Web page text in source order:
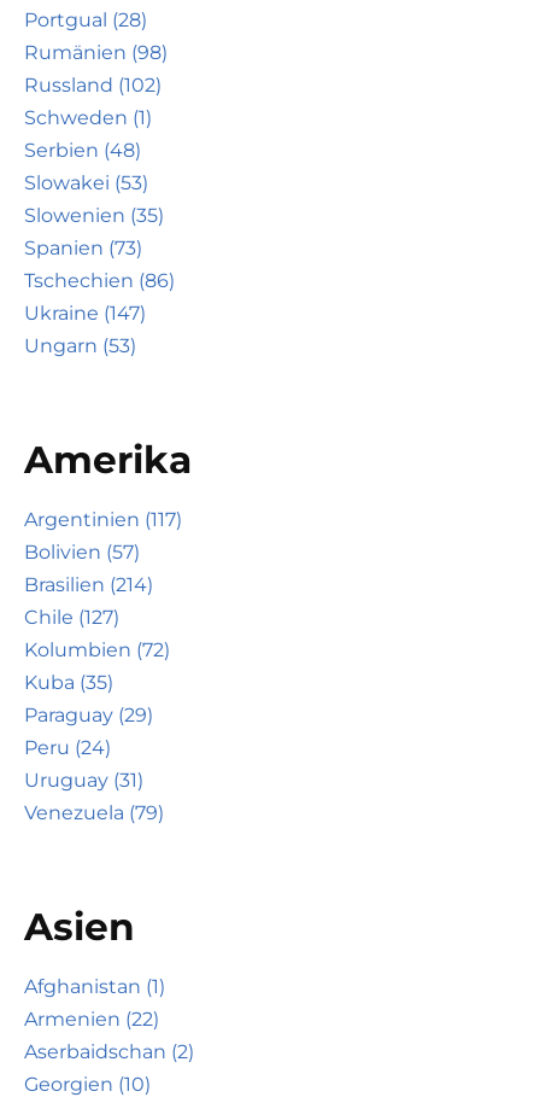
Portgual (28)
Rumänien (98)
Russland (102)
Schweden (1)
Serbien (48)
Slowakei (53)
Slowenien (35)
Spanien (73)
Tschechien (86)
Ukraine (147)
Ungarn (53)
Amerika
Argentinien (117)
Bolivien (57)
Brasilien (214)
Chile (127)
Kolumbien (72)
Kuba (35)
Paraguay (29)
Peru (24)
Uruguay (31)
Venezuela (79)
Asien
Afghanistan (1)
Armenien (22)
Aserbaidschan (2)
Georgien (10)